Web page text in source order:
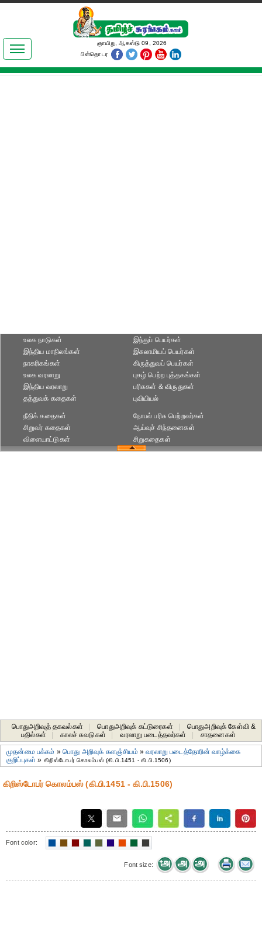
இலக்கியங்கள்
தமிழ் உலகம்
ஞாயிறு, ஆகஸ்டு 09, 2026
பின்தொடர
உலக நாடுகள்
இந்திய மாநிலங்கள்
நாகரிகங்கள்
இந்துப் பெயர்கள்
இசுலாமியப் பெயர்கள்
கிருத்துவப் பெயர்கள்
உலக வரலாறு
இந்திய வரலாறு
தத்துவக் கதைகள்
புகழ் பெற்ற புத்தகங்கள்
பரிசுகள் & விருதுகள்
புவியியல்
நீதிக் கதைகள்
சிறுவர் கதைகள்
விளையாட்டுகள்
நோபல் பரிசு‎ பெற்றவர்‎கள்
ஆய்வுச் சிந்தனைகள்
சிறுகதைகள்
பொதுஅறிவுத் தகவல்கள் பொதுஅறிவுக் கட்டுரைகள்
பொதுஅறிவுக் கேள்வி &
பதில்கள்
காலச் சுவடுகள் வரலாறு படைத்தவர்கள் சாதனைகள்‎
முதன்மை பக்கம் »பொது அறிவுக் களஞ்சியம் »வரலாறு படைத்தோரின் வாழ்க்கை
குறிப்புகள் » கிறிஸ்டோபர் கொலம்பஸ் (கி.பி.1451 - கி.பி.1506)
கிறிஸ்டோபர் கொலம்பஸ் (கி.பி.1451 - கி.பி.1506)
Font color:
Font size: